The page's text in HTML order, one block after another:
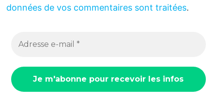
données de vos commentaires sont traitées.